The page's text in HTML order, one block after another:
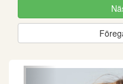
Föregående